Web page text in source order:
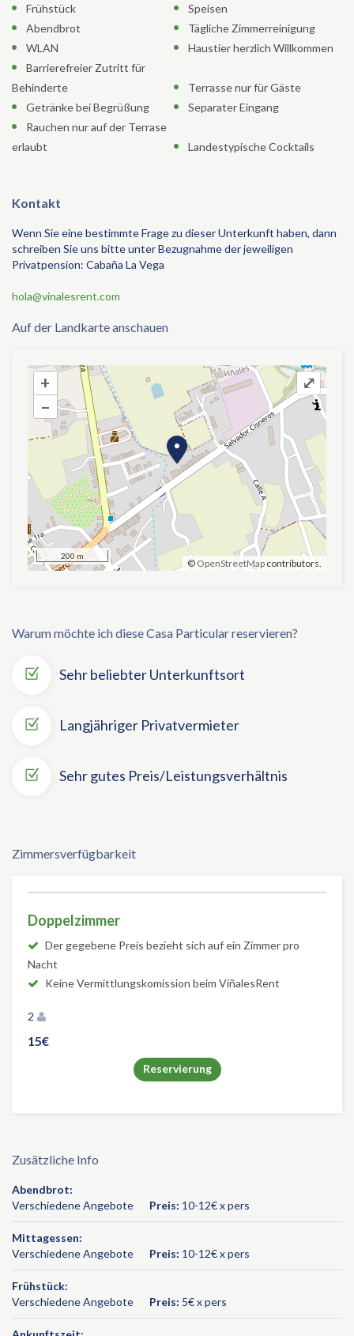
Frühstück
Speisen
Abendbrot
Tägliche Zimmerreinigung
WLAN
Haustier herzlich Willkommen
Barrierefreier Zutritt für
Behinderte
Terrasse nur für Gäste
Getränke bei Begrüßung
Separater Eingang
Rauchen nur auf der Terrase
erlaubt
Landestypische Cocktails
Kontakt
Wenn Sie eine bestimmte Frage zu dieser Unterkunft haben, dann
schreiben Sie uns bitte unter Bezugnahme der jeweiligen
Privatpension: Cabaña La Vega
hola@vinalesrent.com
Auf der Landkarte anschauen
+
–
© OpenStreetMap contributors.
+
–
200 m
⤢
Warum möchte ich diese Casa Particular reservieren?
Sehr beliebter Unterkunftsort
Langjähriger Privatvermieter
Sehr gutes Preis/Leistungsverhältnis
Zimmersverfügbarkeit
Doppelzimmer
Der gegebene Preis bezieht sich auf ein Zimmer pro
Nacht
Keine Vermittlungskomission beim ViñalesRent
2
15€
Reservierung
Zusätzliche Info
Abendbrot:
Verschiedene Angebote
Preis: 10-12€ x pers
Mittagessen:
Verschiedene Angebote
Preis: 10-12€ x pers
Frühstück:
Verschiedene Angebote
Preis: 5€ x pers